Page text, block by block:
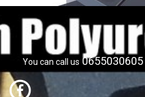
You can call us 0655030605